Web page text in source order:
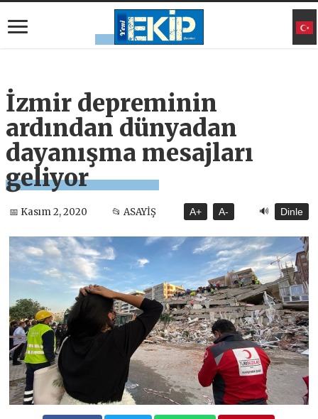
İzmir depreminin
ardından dünyadan
dayanışma mesajları
geliyor
📅 Kasım 2, 2020 📂 ASAYİŞ A+ A- 🔊 Dinle